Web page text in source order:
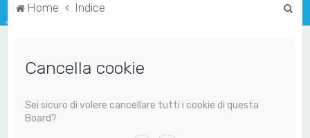
Home Indice
Cancella cookie
Sei sicuro di volere cancellare tutti i cookie di questa
Board?